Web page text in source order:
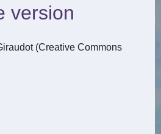
version
(Creative Commons